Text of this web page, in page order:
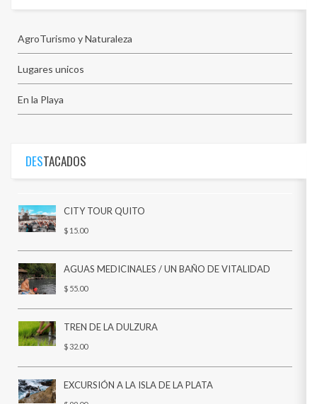
AgroTurismo y Naturaleza
Lugares unicos
En la Playa
DESTACADOS
CITY TOUR QUITO
$ 15.00
AGUAS MEDICINALES / UN BAÑO DE VITALIDAD
$ 55.00
TREN DE LA DULZURA
$ 32.00
EXCURSIÓN A LA ISLA DE LA PLATA